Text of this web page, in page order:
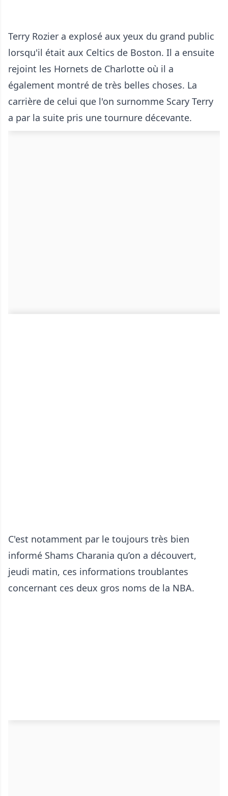
Terry Rozier a explosé aux yeux du grand public
lorsqu'il était aux Celtics de Boston. Il a ensuite
rejoint les Hornets de Charlotte où il a
également montré de très belles choses. La
carrière de celui que l'on surnomme Scary Terry
a par la suite pris une tournure décevante.
C'est notamment par le toujours très bien
informé Shams Charania qu’on a découvert,
jeudi matin, ces informations troublantes
concernant ces deux gros noms de la NBA.